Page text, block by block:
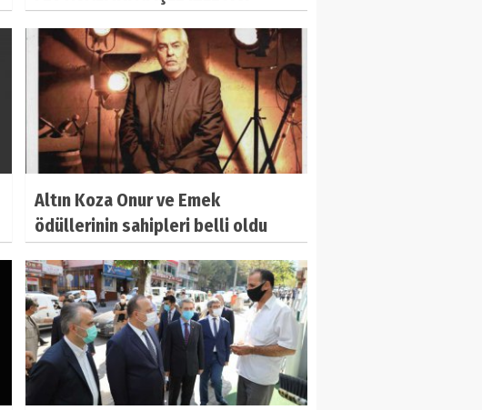
Altın Koza Onur ve Emek
ödüllerinin sahipleri belli oldu